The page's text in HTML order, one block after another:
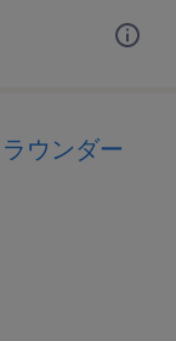
ウンダー